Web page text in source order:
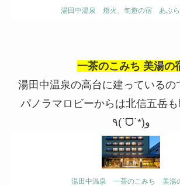
湯田中温泉 燈火、旬遊の宿 あぶら
一茶のこみち 美湯の
湯田中温泉の高台に建っているの
パノラマロビーからは北信五岳
٩(ˊᗜˋ*)و
湯田中温泉 一茶のこみち 美湯